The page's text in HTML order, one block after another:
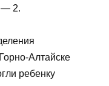
— 2.
Алтайске
ребенку